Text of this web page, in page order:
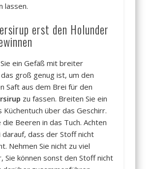
lassen.
erst den Holunder
ein Gefäß mit breiter
groß genug ist, um den
Saft aus dem Brei für den
zu fassen. Breiten Sie ein
Küchentuch über das Geschirr.
die Beeren in das Tuch. Achten
darauf, dass der Stoff nicht
Nehmen Sie nicht zu viel
Sie können sonst den Stoff nicht